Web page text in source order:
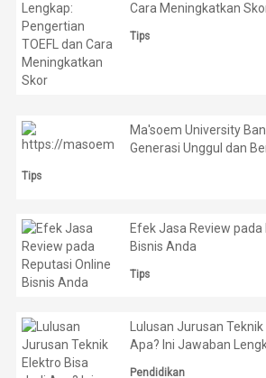
Cara Meningkatkan
Tips
Ma'soem University
Generasi Unggul dan
Tips
Efek Jasa Review pada
Bisnis Anda
Tips
Lulusan Jurusan
Apa? Ini Jawaban
Pendidikan